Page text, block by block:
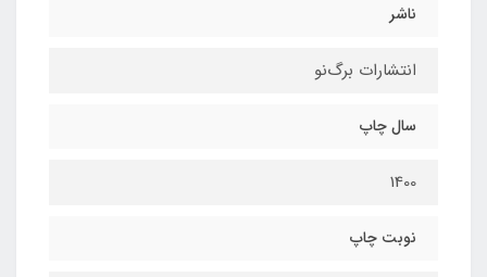
ناشر
انتشارات برگ‌نو
سال چاپ
1400
نوبت چاپ